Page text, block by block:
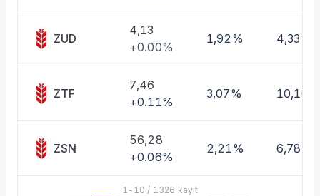
ZUD
4,13
+0.00%
1,92% 4,33%
ZTF
7,46
+0.11%
3,07% 10,16%
ZSN
56,28
+0.06%
2,21% 6,78%
1 - 10 / 1326 kayıt